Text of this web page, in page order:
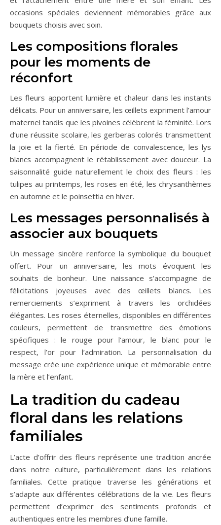
occasions spéciales deviennent mémorables grâce aux
bouquets choisis avec soin.
Les compositions florales
pour les moments de
réconfort
Les fleurs apportent lumière et chaleur dans les instants
délicats. Pour un anniversaire, les œillets expriment l’amour
maternel tandis que les pivoines célèbrent la féminité. Lors
d’une réussite scolaire, les gerberas colorés transmettent
la joie et la fierté. En période de convalescence, les lys
blancs accompagnent le rétablissement avec douceur. La
saisonnalité guide naturellement le choix des fleurs : les
tulipes au printemps, les roses en été, les chrysanthèmes
en automne et le poinsettia en hiver.
Les messages personnalisés à
associer aux bouquets
Un message sincère renforce la symbolique du bouquet
offert. Pour un anniversaire, les mots évoquent les
souhaits de bonheur. Une naissance s’accompagne de
félicitations joyeuses avec des œillets blancs. Les
remerciements s’expriment à travers les orchidées
élégantes. Les roses éternelles, disponibles en différentes
couleurs, permettent de transmettre des émotions
spécifiques : le rouge pour l’amour, le blanc pour le
respect, l’or pour l’admiration. La personnalisation du
message crée une expérience unique et mémorable entre
la mère et l’enfant.
La tradition du cadeau
floral dans les relations
familiales
L’acte d’offrir des fleurs représente une tradition ancrée
dans notre culture, particulièrement dans les relations
familiales. Cette pratique traverse les générations et
s’adapte aux différentes célébrations de la vie. Les fleurs
permettent d’exprimer des sentiments profonds et
authentiques entre les membres d’une famille.